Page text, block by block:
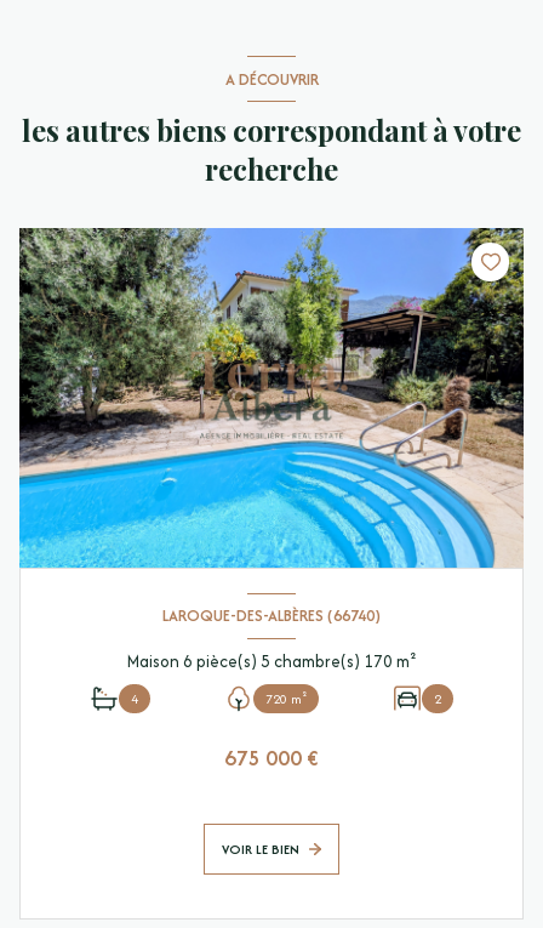
A DÉCOUVRIR
les autres biens correspondant à votre
recherche
LAROQUE-DES-ALBÈRES (66740)
Maison 6 pièce(s) 5 chambre(s) 170 m²
4 720 m² 2
675 000 €
VOIR LE BIEN